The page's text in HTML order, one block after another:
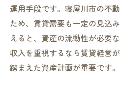
運用手段です。寝屋川市の不
ため、賃貸需要も一定の見込
えると、資産の流動性が必要
収入を重視するなら賃貸経営
踏まえた資産計画が重要です。